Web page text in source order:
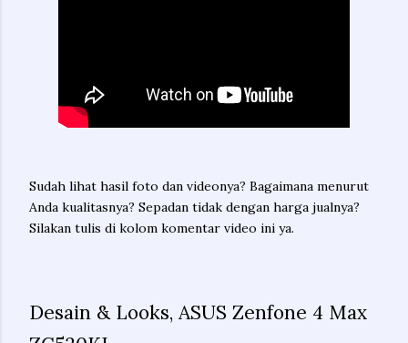
Sudah lihat hasil foto dan videonya? Bagaimana menurut
Anda kualitasnya? Sepadan tidak dengan harga jualnya?
Silakan tulis di kolom komentar video ini ya.
Desain & Looks, ASUS Zenfone 4 Max